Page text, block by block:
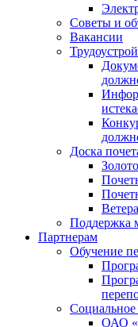
Советы и
Вакансии
Доска
Поддержка
Партнерам
Обучение
Социальное
ОАО